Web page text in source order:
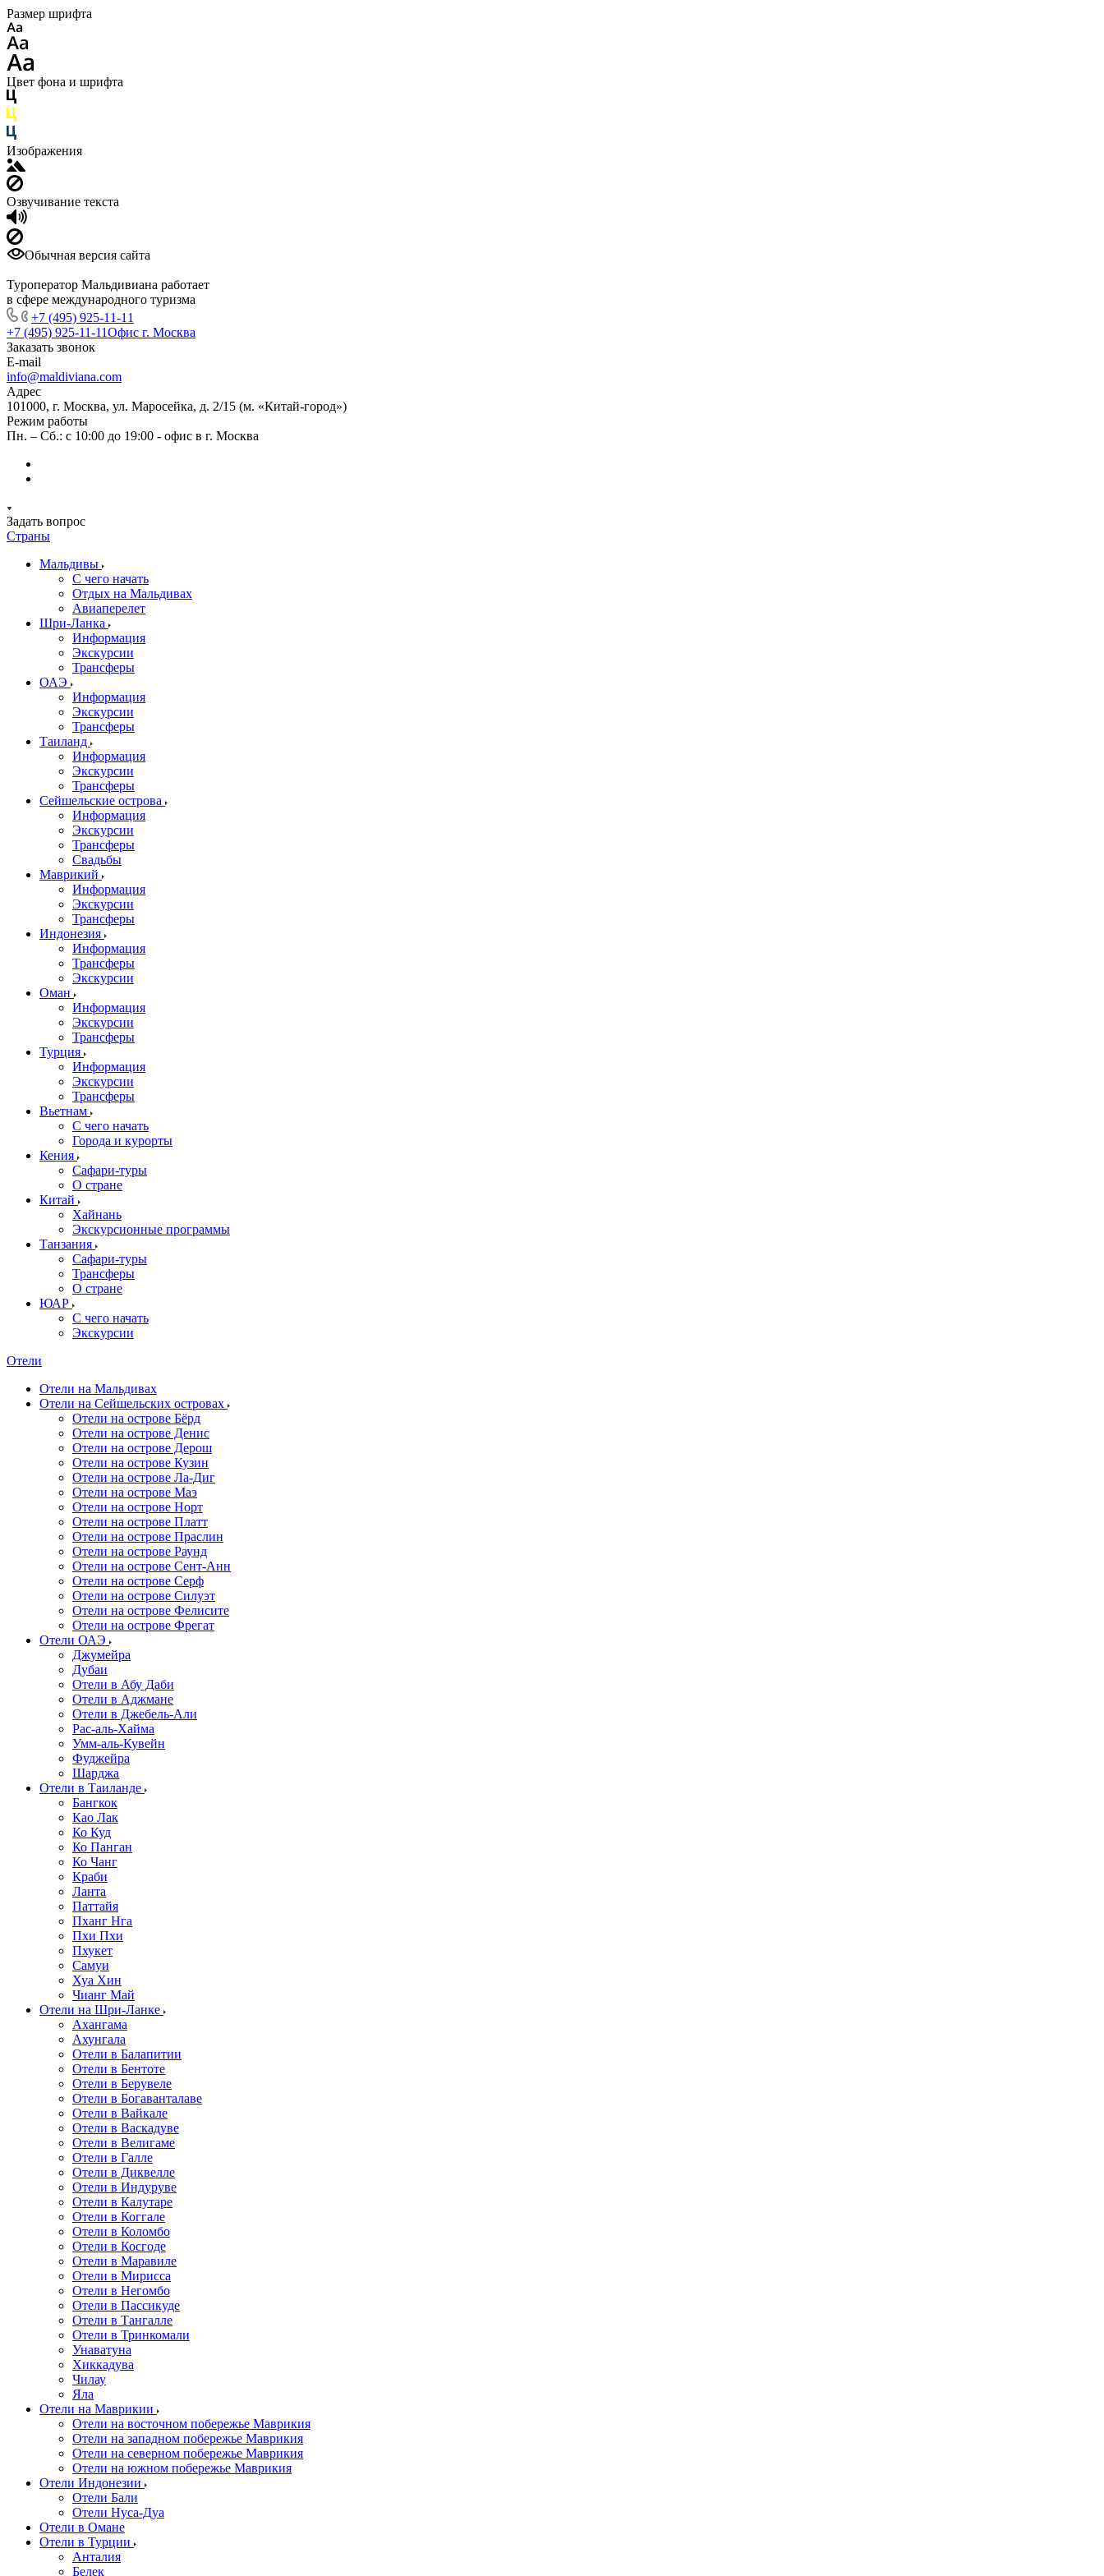
Размер шрифта
Цвет фона и шрифта
Изображения
Озвучивание текста
Обычная версия сайта
Туроператор Мальдивиана работает
в сфере международного туризма
+7 (495) 925-11-11
+7 (495) 925-11-11Офис г. Москва
Заказать звонок
E-mail
info@maldiviana.com
Адрес
101000, г. Москва, ул. Маросейка, д. 2/15 (м. «Китай-город»)
Режим работы
Пн. – Сб.: с 10:00 до 19:00 - офис в г. Москва
Задать вопрос
Страны
Мальдивы
С чего начать
Отдых на Мальдивах
Авиаперелет
Шри-Ланка
Информация
Экскурсии
Трансферы
ОАЭ
Информация
Экскурсии
Трансферы
Таиланд
Информация
Экскурсии
Трансферы
Сейшельские острова
Информация
Экскурсии
Трансферы
Свадьбы
Маврикий
Информация
Экскурсии
Трансферы
Индонезия
Информация
Трансферы
Экскурсии
Оман
Информация
Экскурсии
Трансферы
Турция
Информация
Экскурсии
Трансферы
Вьетнам
С чего начать
Города и курорты
Кения
Сафари-туры
О стране
Китай
Хайнань
Экскурсионные программы
Танзания
Сафари-туры
Трансферы
О стране
ЮАР
С чего начать
Экскурсии
Отели
Отели на Мальдивах
Отели на Сейшельских островах
Отели на острове Бёрд
Отели на острове Денис
Отели на острове Дерош
Отели на острове Кузин
Отели на острове Ла-Диг
Отели на острове Маэ
Отели на острове Норт
Отели на острове Платт
Отели на острове Праслин
Отели на острове Раунд
Отели на острове Сент-Анн
Отели на острове Серф
Отели на острове Силуэт
Отели на острове Фелисите
Отели на острове Фрегат
Отели ОАЭ
Джумейра
Дубаи
Отели в Абу Даби
Отели в Аджмане
Отели в Джебель-Али
Рас-аль-Хайма
Умм-аль-Кувейн
Фуджейра
Шарджа
Отели в Таиланде
Бангкок
Као Лак
Ко Куд
Ко Панган
Ко Чанг
Краби
Ланта
Паттайя
Пханг Нга
Пхи Пхи
Пхукет
Самуи
Хуа Хин
Чианг Май
Отели на Шри-Ланке
Ахангама
Ахунгала
Отели в Балапитии
Отели в Бентоте
Отели в Берувеле
Отели в Богаванталаве
Отели в Вайкале
Отели в Васкадуве
Отели в Велигаме
Отели в Галле
Отели в Диквелле
Отели в Индуруве
Отели в Калутаре
Отели в Коггале
Отели в Коломбо
Отели в Косгоде
Отели в Маравиле
Отели в Мирисса
Отели в Негомбо
Отели в Пассикуде
Отели в Тангалле
Отели в Тринкомали
Унаватуна
Хиккадува
Чилау
Яла
Отели на Маврикии
Отели на восточном побережье Маврикия
Отели на западном побережье Маврикия
Отели на северном побережье Маврикия
Отели на южном побережье Маврикия
Отели Индонезии
Отели Бали
Отели Нуса-Дуа
Отели в Омане
Отели в Турции
Анталия
Белек